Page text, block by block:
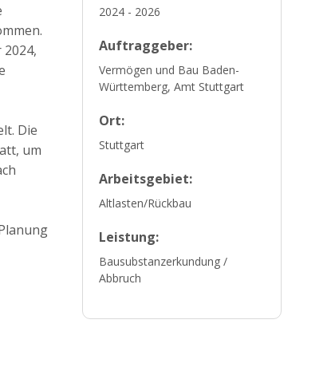
Die
um
2024 - 2026
Auftraggeber:
Vermögen und Bau Baden-
Württemberg, Amt Stuttgart
Ort:
Stuttgart
Arbeitsgebiet:
Altlasten/Rückbau
Leistung:
Bausubstanzerkundung /
Abbruch